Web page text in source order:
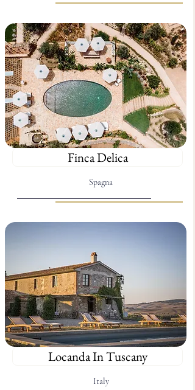
Finca Delica
Spagna
Locanda In Tuscany
Italy